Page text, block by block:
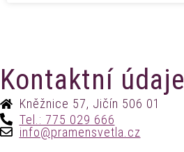
Kontaktní údaje
Kněžnice 57, Jičín 506 01
Tel.: 775 029 666
info@pramensvetla.cz